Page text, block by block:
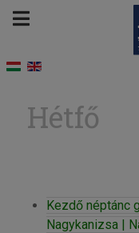
Hétfő
Kezdő néptánc
Nagykanizsa |